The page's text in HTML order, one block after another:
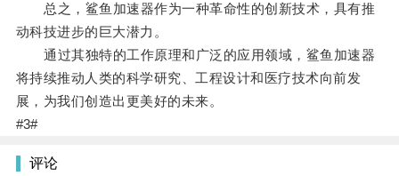
总之，鲨鱼加速器作为一种革命性的创新技术，具有推
动科技进步的巨大潜力。
通过其独特的工作原理和广泛的应用领域，鲨鱼加速器
将持续推动人类的科学研究、工程设计和医疗技术向前发
展，为我们创造出更美好的未来。
#3#
评论